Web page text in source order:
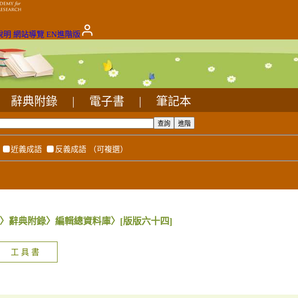
明 網站導覽 EN進階版
辭典附錄 電子書 筆記本
近義成語 反義成語 （可複選）
辭典附錄〉編輯總資料庫〉 [版版六十四]
工 具 書